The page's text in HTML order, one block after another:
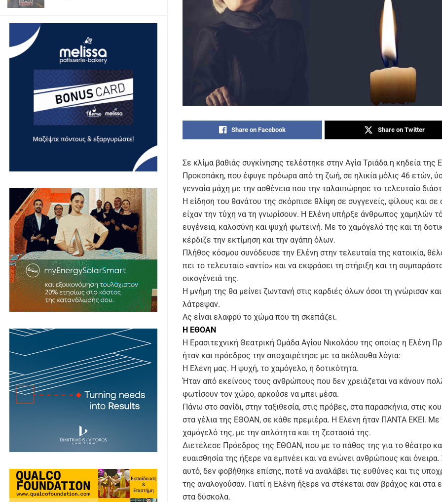
Share on Facebook Share on Twitter
Σε κλίμα βαθιάς συγκίνησης τελέστηκε στην Αγία Τριάδα η κηδεία της
Προκοπάκη, που έφυγε πρόωρα από τη ζωή, σε ηλικία μόλις 46 ετών,
γενναία μάχη με την ασθένεια που την ταλαιπώρησε το τελευταίο
Η είδηση του θανάτου της σκόρπισε θλίψη σε συγγενείς, φίλους και σε
είχαν την τύχη να τη γνωρίσουν. Η Ελένη υπήρξε άνθρωπος χαμηλών
ευγένεια, καλοσύνη και ψυχή φωτεινή. Με το χαμόγελό της και τη
κέρδιζε την εκτίμηση και την αγάπη όλων.
Πλήθος κόσμου συνόδευσε την Ελένη στην τελευταία της κατοικία,
πει το τελευταίο «αντίο» και να εκφράσει τη στήριξη και τη
οικογένειά της.
Η μνήμη της θα μείνει ζωντανή στις καρδιές όλων όσοι τη γνώρισαν
λάτρεψαν.
Ας είναι ελαφρύ το χώμα που τη σκεπάζει.
Η ΕΘΟΑΝ
Η Ερασιτεχνική Θεατρική Ομάδα Αγίου Νικολάου της οποίας η Ελένη
ήταν και πρόεδρος την αποχαιρέτησε με τα ακόλουθα λόγια:
Η Ελένη μας. Η ψυχή, το χαμόγελο, η δοτικότητα.
Ήταν από εκείνους τους ανθρώπους που δεν χρειάζεται να κάνουν
φωτίσουν τον χώρο, αρκούσε να μπει μέσα.
Πάνω στο σανίδι, στην ταξιθεσία, στις πρόβες, στα παρασκήνια, στις
στα γέλια της ΕΘΟΑΝ, σε κάθε πρεμιέρα. Η Ελένη ήταν ΠΑΝΤΑ ΕΚΕΙ. Με
χαμόγελό της, με την απλότητα και τη ζεστασιά της.
Διετέλεσε Πρόεδρος της ΕΘΟΑΝ, που με το πάθος της για το θέατρο
ευαισθησία της ήξερε να εμπνέει και να ενώνει ανθρώπους και όνειρα.
αυτό, δεν φοβήθηκε επίσης, ποτέ να αναλάβει τις ευθύνες και τις
της αναλογούσαν. Γιατί η Ελένη ήξερε να στέκεται σαν βράχος και στα
στα δύσκολα.